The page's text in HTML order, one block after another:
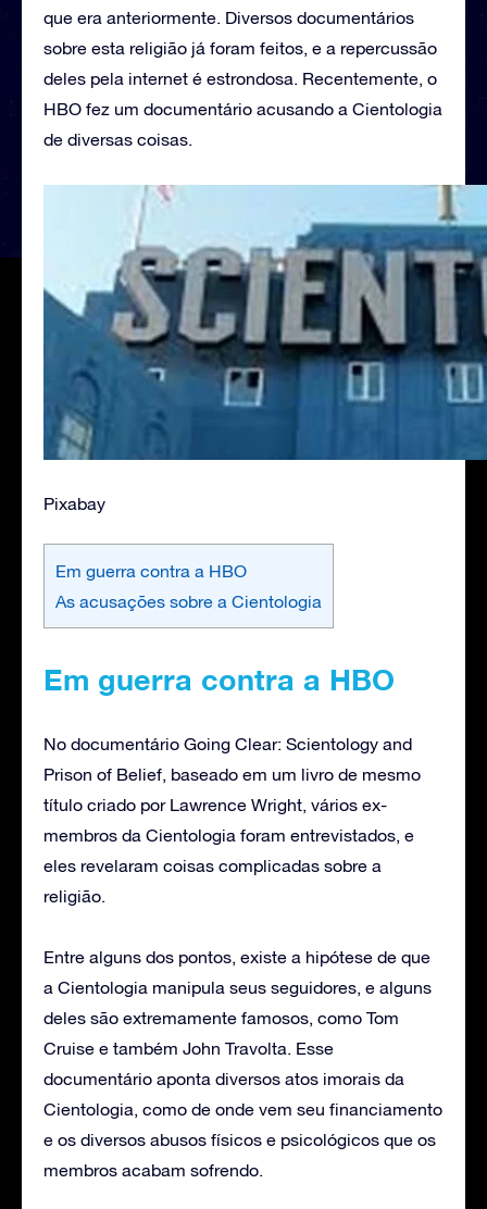
que era anteriormente. Diversos documentários
sobre esta religião já foram feitos, e a repercussão
deles pela internet é estrondosa. Recentemente, o
HBO fez um documentário acusando a Cientologia
de diversas coisas.
Pixabay
Em guerra contra a HBO
As acusações sobre a Cientologia
Em guerra contra a HBO
No documentário Going Clear: Scientology and
Prison of Belief, baseado em um livro de mesmo
título criado por Lawrence Wright, vários ex-
membros da Cientologia foram entrevistados, e
eles revelaram coisas complicadas sobre a
religião.
Entre alguns dos pontos, existe a hipótese de que
a Cientologia manipula seus seguidores, e alguns
deles são extremamente famosos, como Tom
Cruise e também John Travolta. Esse
documentário aponta diversos atos imorais da
Cientologia, como de onde vem seu financiamento
e os diversos abusos físicos e psicológicos que os
membros acabam sofrendo.